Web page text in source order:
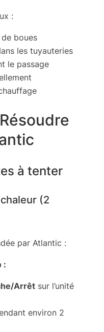
:
de boues
les tuyauteries
le passage
à tenter
(2
par Atlantic :
:
Arrêt sur l’unité
environ 2